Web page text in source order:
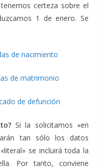
certeza sobre el
1 de enero. Se
de nacimiento
de matrimonio
de defunción
Si la solicitamos «en
tan sólo los datos
se incluirá toda la
Por tanto, conviene